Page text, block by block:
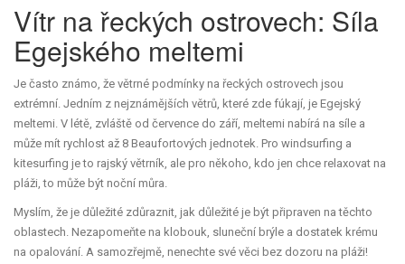
Vítr na řeckých ostrovech: Síla
Egejského meltemi
Je často známo, že větrné podmínky na řeckých ostrovech jsou
extrémní. Jedním z nejznámějších větrů, které zde fúkají, je Egejský
meltemi. V létě, zvláště od července do září, meltemi nabírá na síle a
může mít rychlost až 8 Beaufortových jednotek. Pro windsurfing a
kitesurfing je to rajský větrník, ale pro někoho, kdo jen chce relaxovat na
pláži, to může být noční můra.
Myslím, že je důležité zdůraznit, jak důležité je být připraven na těchto
oblastech. Nezapomeňte na klobouk, sluneční brýle a dostatek krému
na opalování. A samozřejmě, nenechte své věci bez dozoru na pláži!